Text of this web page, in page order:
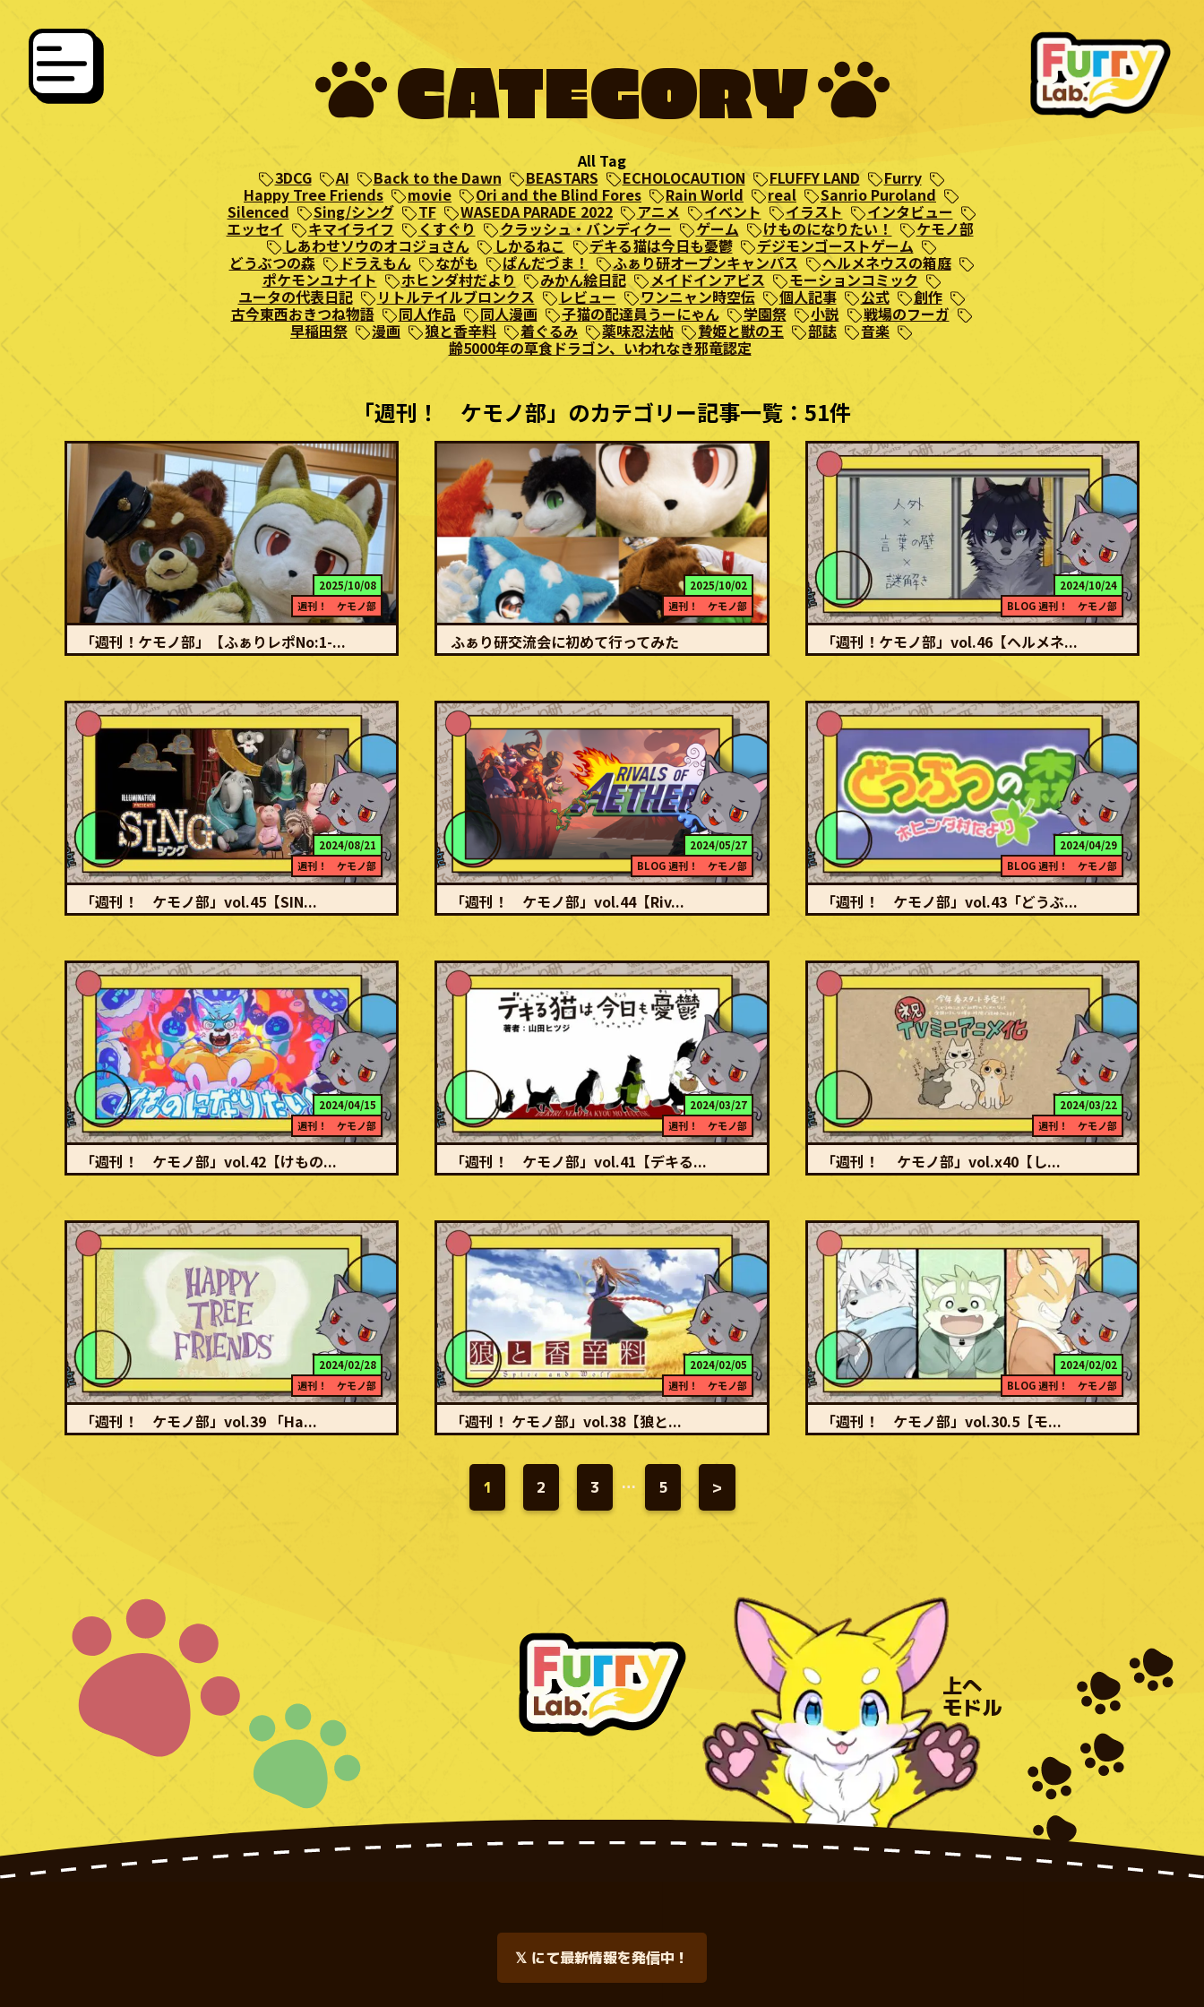
CATEGORY
All Tag
3DCG AI Back to the Dawn BEASTARS ECHOLOCAUTION FLUFFY LAND Furry
Happy Tree Friends movie Ori and the Blind Fores Rain World real Sanrio Puroland
Silenced Sing/シング TF WASEDA PARADE 2022 アニメ イベント イラスト インタビュー
エッセイ キマイライフ くすぐり クラッシュ・バンディクー ゲーム けものになりたい！ ケモノ部
しあわせソウのオコジョさん しかるねこ デキる猫は今日も憂鬱 デジモンゴーストゲーム
どうぶつの森 ドラえもん ながも ぱんだづま！ ふぁり研オープンキャンパス ヘルメネウスの箱庭
ポケモンユナイト ホヒンダ村だより みかん絵日記 メイドインアビス モーションコミック
ユータの代表日記 リトルテイルブロンクス レビュー ワンニャン時空伝 個人記事 公式 創作
古今東西おきつね物語 同人作品 同人漫画 子猫の配達員うーにゃん 学園祭 小説 戦場のフーガ
早稲田祭 漫画 狼と香辛料 着ぐるみ 薬味忍法帖 贄姫と獣の王 部誌 音楽
齢5000年の草食ドラゴン、いわれなき邪竜認定
「週刊！ ケモノ部」のカテゴリー記事一覧：51件
2025/10/08
週刊！ ケモノ部
「週刊！ケモノ部」【ふぁりレポNo:1-...
2025/10/02
週刊！ ケモノ部
ふぁり研交流会に初めて行ってみた
2024/10/24
BLOG週刊！ ケモノ部
「週刊！ケモノ部」vol.46【ヘルメネ...
獣人の「彼」と心を通わす90日間 アバン 戦争を止めるべく「私」
の元に連れてこられたのは1人の獣人交渉のた…
2024/08/21
週刊！ ケモノ部
「週刊！ ケモノ部」vol.45【SIN...
2024/05/27
BLOG 週刊！ ケモノ部
「週刊！ ケモノ部」vol.44【Riv...
2024/04/29
BLOG週刊！ ケモノ部
「週刊！ ケモノ部」vol.43「どうぶ...
2024/04/15
週刊！ ケモノ部
「週刊！ ケモノ部」vol.42【けもの...
願いと夢を歌にする アバン 多くの人が思ったことがあるだろう「自
2024/03/27
週刊！ ケモノ部
「週刊！ ケモノ部」vol.41【デキる...
吾輩は「デキる猫」である アバン 「吾輩は猫である。しかしただの
2024/03/22
週刊！ ケモノ部
「週刊！ ケモノ部」vol.x40【し...
いいかげん、しっかりしなさーい！！ アバン 夜更かししがちで空い
続きを読む
2024/02/28
週刊！ ケモノ部
「週刊！ ケモノ部」vol.39 「Ha...
ポップでメルヘン、そして血生臭く ※注意 本記事では出血・四肢
2024/02/05
週刊！ ケモノ部
「週刊！ ケモノ部」vol.38【狼と...
賢狼と行商人の旅路 アバン 「わっちは賢狼（けんろう）ホロ。ぬし
2024/02/02
BLOG週刊！ ケモノ部
「週刊！ ケモノ部」vol.30.5【モ...
薬味一家、ついに動き出す 「週刊！ ケモノ部」とは世界にあふれ
続きを読む
稿
1 2 3 … 5 >
上へ
モドル
𝕏 にて最新情報を発信中！